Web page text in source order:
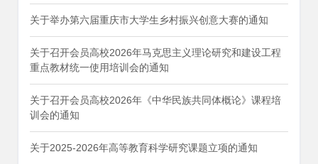
关于举办第六届重庆市大学生乡村振兴创意大赛的通知
关于召开会员高校2026年马克思主义理论研究和建设工程
重点教材统一使用培训会的通知
关于召开会员高校2026年《中华民族共同体概论》课程培
训会的通知
关于2025-2026年高等教育科学研究课题立项的通知